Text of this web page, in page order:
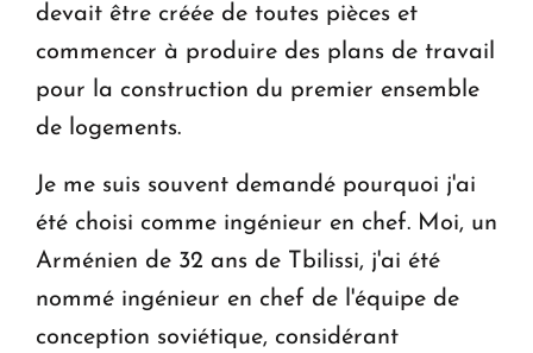
devait être créée de toutes pièces et
commencer à produire des plans de travail
pour la construction du premier ensemble
de logements.
Je me suis souvent demandé pourquoi j'ai
été choisi comme ingénieur en chef. Moi, un
Arménien de 32 ans de Tbilissi, j'ai été
nommé ingénieur en chef de l'équipe de
conception soviétique, considérant